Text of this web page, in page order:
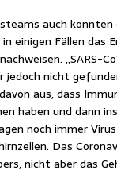
auch
einigen Fällen das
„SARS-
jedoch nicht
aus, dass
haben und dann
noch immer
Das
nicht aber das